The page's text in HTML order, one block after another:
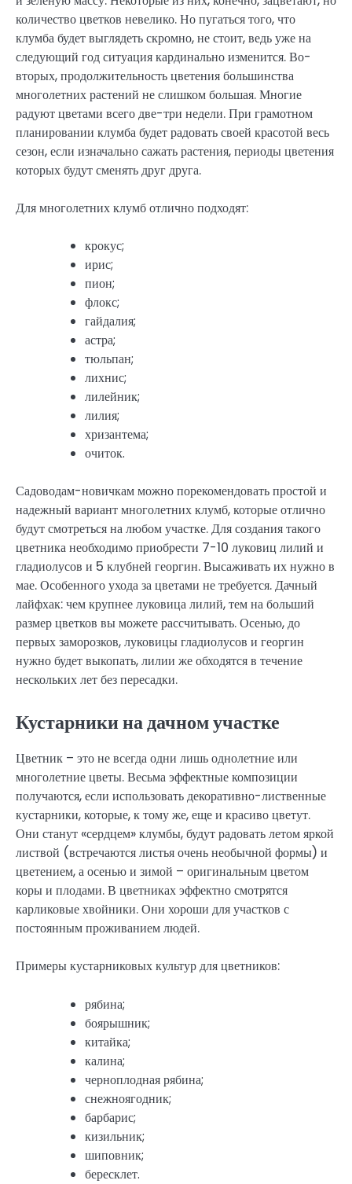
количество цветков невелико. Но пугаться того, что
клумба будет выглядеть скромно, не стоит, ведь уже на
следующий год ситуация кардинально изменится. Во-
вторых, продолжительность цветения большинства
многолетних растений не слишком большая. Многие
радуют цветами всего две-три недели. При грамотном
планировании клумба будет радовать своей красотой весь
сезон, если изначально сажать растения, периоды цветения
которых будут сменять друг друга.
Для многолетних клумб отлично подходят:
крокус;
ирис;
пион;
флокс;
гайдалия;
астра;
тюльпан;
лихнис;
лилейник;
лилия;
хризантема;
очиток.
Садоводам-новичкам можно порекомендовать простой и
надежный вариант многолетних клумб, которые отлично
будут смотреться на любом участке. Для создания такого
цветника необходимо приобрести 7-10 луковиц лилий и
гладиолусов и 5 клубней георгин. Высаживать их нужно в
мае. Особенного ухода за цветами не требуется. Дачный
лайфхак: чем крупнее луковица лилий, тем на больший
размер цветков вы можете рассчитывать. Осенью, до
первых заморозков, луковицы гладиолусов и георгин
нужно будет выкопать, лилии же обходятся в течение
нескольких лет без пересадки.
Кустарники на дачном участке
Цветник – это не всегда одни лишь однолетние или
многолетние цветы. Весьма эффектные композиции
получаются, если использовать декоративно-лиственные
кустарники, которые, к тому же, еще и красиво цветут.
Они станут «сердцем» клумбы, будут радовать летом яркой
листвой (встречаются листья очень необычной формы) и
цветением, а осенью и зимой – оригинальным цветом
коры и плодами. В цветниках эффектно смотрятся
карликовые хвойники. Они хороши для участков с
постоянным проживанием людей.
Примеры кустарниковых культур для цветников:
рябина;
боярышник;
китайка;
калина;
черноплодная рябина;
снежноягодник;
барбарис;
кизильник;
шиповник;
бересклет.